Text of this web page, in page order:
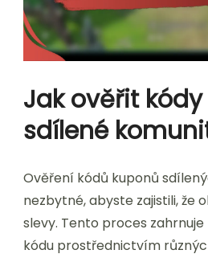
Jak ověřit
sdílené
Ověření kódů kuponů
nezbytné, abyste zajistili, že
slevy. Tento proces
kódu prostřednictvím